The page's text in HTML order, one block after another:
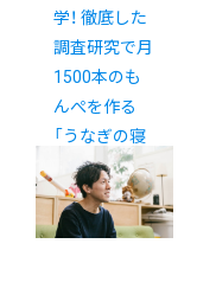
学！ 徹底した
調査研究で月
1500本のも
んぺを作る
「うなぎの寝
床」